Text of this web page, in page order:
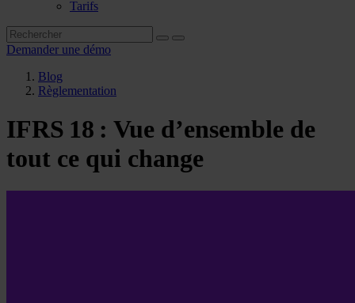
Tarifs
Demander une démo
Blog
Règlementation
IFRS 18 : Vue d’ensemble de
tout ce qui change